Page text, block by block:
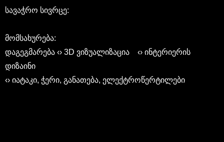
სავაჭრო სივრცე:
მომსახურება:
დაგეგმარება ‹› 3D ვიზუალიზაცია ‹› ინტერიერის
დიზაინი
‹› იატაკი, ჭერი, განათება, ელექტროწერტილები